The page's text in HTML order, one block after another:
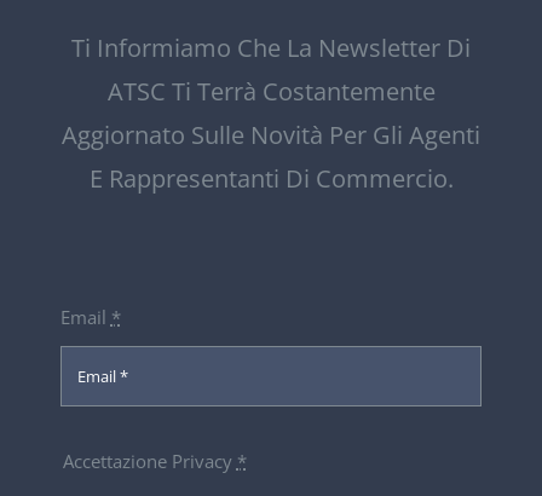
Ti Informiamo Che La Newsletter Di
ATSC Ti Terrà Costantemente
Aggiornato Sulle Novità Per Gli Agenti
E Rappresentanti Di Commercio.
Email *
Accettazione Privacy *